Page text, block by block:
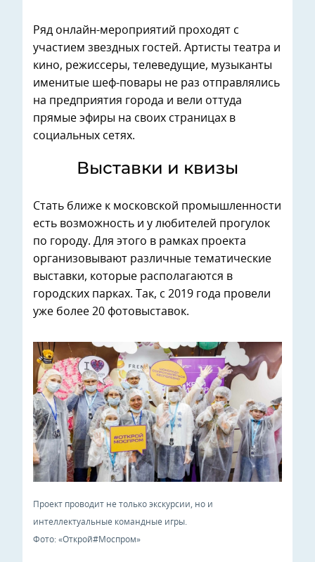
Ряд онлайн-мероприятий проходят с
участием звездных гостей. Артисты театра и
кино, режиссеры, телеведущие, музыканты
именитые шеф-повары не раз отправлялись
на предприятия города и вели оттуда
прямые эфиры на своих страницах в
социальных сетях.
Выставки и квизы
Стать ближе к московской промышленности
есть возможность и у любителей прогулок
по городу. Для этого в рамках проекта
организовывают различные тематические
выставки, которые располагаются в
городских парках. Так, с 2019 года провели
уже более 20 фотовыставок.
Проект проводит не только экскурсии, но и
интеллектуальные командные игры.
Фото: «Открой#Моспром»